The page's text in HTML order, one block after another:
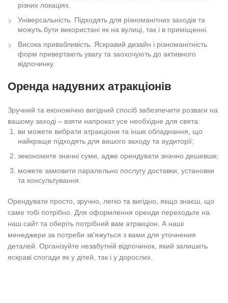
різних локаціях.
Універсальність. Підходять для різноманітних заходів та
можуть бути використані як на вулиці, так і в приміщенні.
Висока привабливість. Яскравий дизайн і різноманітність
форм привертають увагу та заохочують до активного
відпочинку.
Оренда надувних атракціонів
Зручний та економічно вигідний спосіб забезпечити розваги на
вашому заході – взяти напрокат усе необхідне для свята:
ви можете вибрати атракціони та інше обладнання, що
найкраще підходять для вашого заходу та аудиторії;
зекономите значні суми, адже орендувати значно дешевше;
можете замовити паралельно послугу доставки, установки
та консультування.
Орендувати просто, зручно, легко та вигідно, якщо знаєш, що
саме тобі потрібно. Для оформлення оренди переходьте на
наш сайт та оберіть потрібний вам атракціон. А наші
менеджери за потреби зв'яжуться з вами для уточнения
деталей. Організуйте незабутній відпочинок, який залишить
яскраві спогади як у дітей, так і у дорослих.